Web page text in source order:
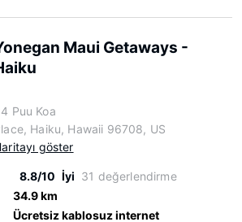
Maui Getaways -
Puu Koa
Haiku, Hawaii 96708, US
göster
8.8/10 İyi 31 değerlendirme
34.9 km
Ücretsiz kablosuz internet